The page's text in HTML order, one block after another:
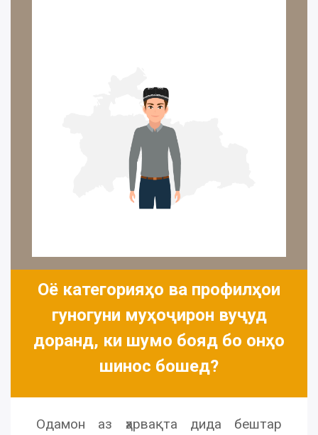
Оё категорияҳо ва профилҳои
гуногуни муҳоҷирон вуҷуд
доранд, ки шумо бояд бо онҳо
шинос бошед?
Одамон аз ҳарвақта дида бештар